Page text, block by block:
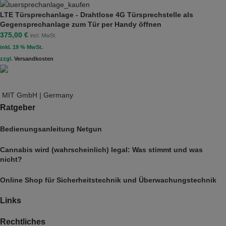
LTE Türsprechanlage - Drahtlose 4G Türsprechstelle als
Gegensprechanlage zum Tür per Handy öffnen
375,00 € incl. MwSt.
inkl. 19 % MwSt.
zzgl. Versandkosten
MIT GmbH | Germany
Ratgeber
Bedienungsanleitung Netgun
Cannabis wird (wahrscheinlich) legal: Was stimmt und was
nicht?
Online Shop für Sicherheitstechnik und Überwachungstechnik
Links
Rechtliches